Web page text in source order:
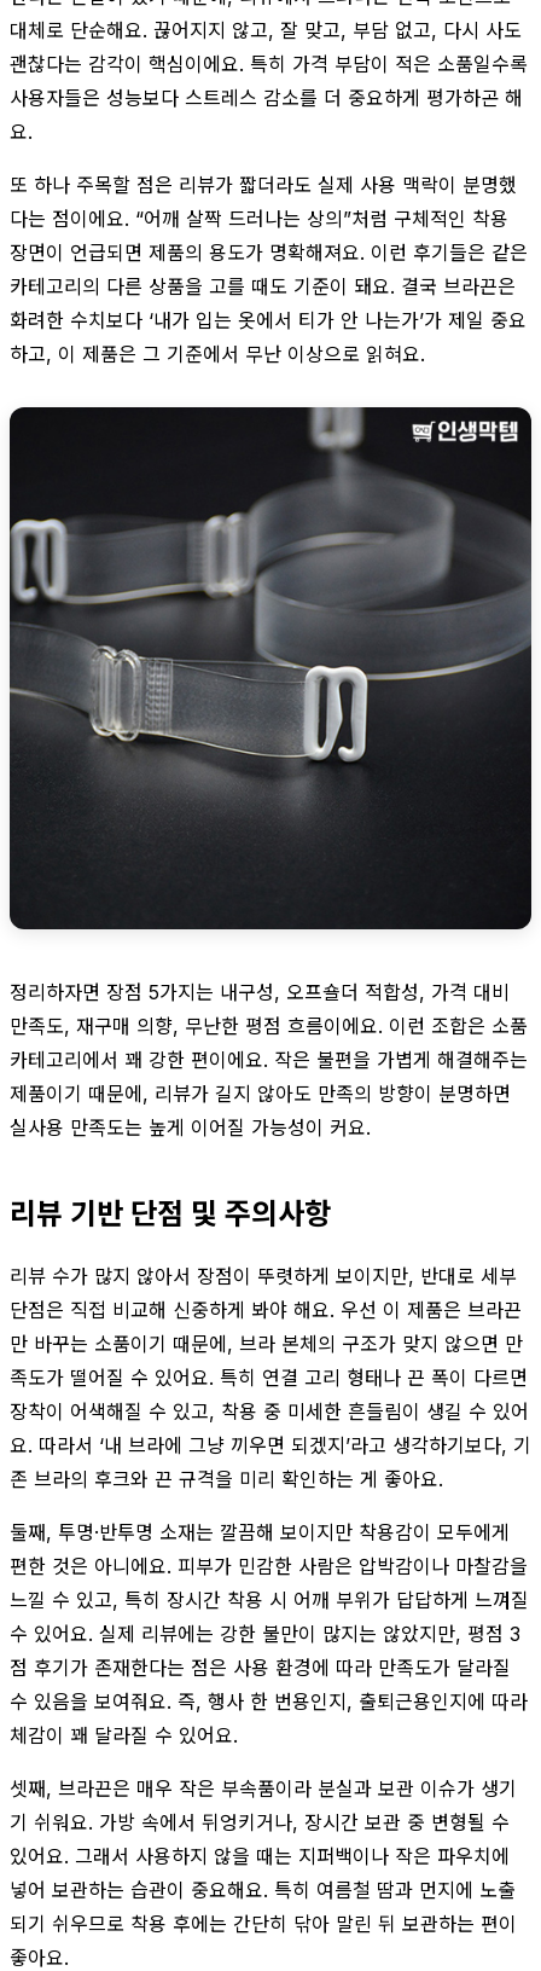
대체로 단순해요. 끊어지지 않고, 잘 맞고, 부담 없고, 다시 사도
괜찮다는 감각이 핵심이에요. 특히 가격 부담이 적은 소품일수록
사용자들은 성능보다 스트레스 감소를 더 중요하게 평가하곤 해
요.
또 하나 주목할 점은 리뷰가 짧더라도 실제 사용 맥락이 분명했
다는 점이에요. “어깨 살짝 드러나는 상의”처럼 구체적인 착용
장면이 언급되면 제품의 용도가 명확해져요. 이런 후기들은 같은
카테고리의 다른 상품을 고를 때도 기준이 돼요. 결국 브라끈은
화려한 수치보다 ‘내가 입는 옷에서 티가 안 나는가’가 제일 중요
하고, 이 제품은 그 기준에서 무난 이상으로 읽혀요.
정리하자면 장점 5가지는 내구성, 오프숄더 적합성, 가격 대비
만족도, 재구매 의향, 무난한 평점 흐름이에요. 이런 조합은 소품
카테고리에서 꽤 강한 편이에요. 작은 불편을 가볍게 해결해주는
제품이기 때문에, 리뷰가 길지 않아도 만족의 방향이 분명하면
실사용 만족도는 높게 이어질 가능성이 커요.
리뷰 기반 단점 및 주의사항
리뷰 수가 많지 않아서 장점이 뚜렷하게 보이지만, 반대로 세부
단점은 직접 비교해 신중하게 봐야 해요. 우선 이 제품은 브라끈
만 바꾸는 소품이기 때문에, 브라 본체의 구조가 맞지 않으면 만
족도가 떨어질 수 있어요. 특히 연결 고리 형태나 끈 폭이 다르면
장착이 어색해질 수 있고, 착용 중 미세한 흔들림이 생길 수 있어
요. 따라서 ‘내 브라에 그냥 끼우면 되겠지’라고 생각하기보다, 기
존 브라의 후크와 끈 규격을 미리 확인하는 게 좋아요.
둘째, 투명·반투명 소재는 깔끔해 보이지만 착용감이 모두에게
편한 것은 아니에요. 피부가 민감한 사람은 압박감이나 마찰감을
느낄 수 있고, 특히 장시간 착용 시 어깨 부위가 답답하게 느껴질
수 있어요. 실제 리뷰에는 강한 불만이 많지는 않았지만, 평점 3
점 후기가 존재한다는 점은 사용 환경에 따라 만족도가 달라질
수 있음을 보여줘요. 즉, 행사 한 번용인지, 출퇴근용인지에 따라
체감이 꽤 달라질 수 있어요.
셋째, 브라끈은 매우 작은 부속품이라 분실과 보관 이슈가 생기
기 쉬워요. 가방 속에서 뒤엉키거나, 장시간 보관 중 변형될 수
있어요. 그래서 사용하지 않을 때는 지퍼백이나 작은 파우치에
넣어 보관하는 습관이 중요해요. 특히 여름철 땀과 먼지에 노출
되기 쉬우므로 착용 후에는 간단히 닦아 말린 뒤 보관하는 편이
좋아요.